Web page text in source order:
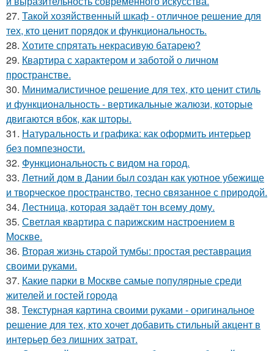
27. Такой хозяйственный шкаф - отличное решение для
тех, кто ценит порядок и функциональность.
28. Хотите спрятать некрасивую батарею?
29. Квартира с характером и заботой о личном
пространстве.
30. Минималистичное решение для тех, кто ценит стиль
и функциональность - вертикальные жалюзи, которые
двигаются вбок, как шторы.
31. Натуральность и графика: как оформить интерьер
без помпезности.
32. Функциональность с видом на город.
33. Летний дом в Дании был создан как уютное убежище
и творческое пространство, тесно связанное с природой.
34. Лестница, которая задаёт тон всему дому.
35. Светлая квартира с парижским настроением в
Москве.
36. Вторая жизнь старой тумбы: простая реставрация
своими руками.
37. Какие парки в Москве самые популярные среди
жителей и гостей города
38. Текстурная картина своими руками - оригинальное
решение для тех, кто хочет добавить стильный акцент в
интерьер без лишних затрат.